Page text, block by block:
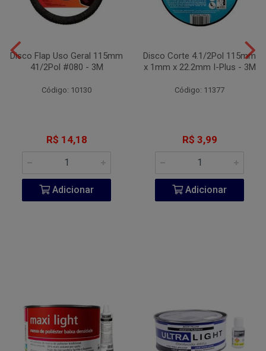
Disco Flap Uso Geral 115mm
41/2Pol #080 - 3M
Código: 10130
R$ 14,18
Adicionar
Disco Corte 4.1/2Pol 115mm
x 1mm x 22.2mm I-Plus - 3M
Código: 11377
R$ 3,99
Adicionar